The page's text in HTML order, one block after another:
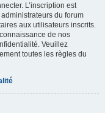
L’inscription est
du forum
aux utilisateurs inscrits.
de nos
Veuillez
toutes les règles du